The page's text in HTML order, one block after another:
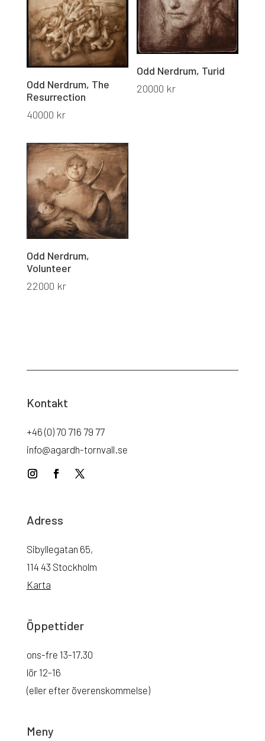
Odd Nerdrum, The
Resurrection
40000 kr
Odd Nerdrum, Turid
20000 kr
Odd Nerdrum,
Volunteer
22000 kr
Kontakt
+46 (0) 70 716 79 77
info@agardh-tornvall.se
Adress
Sibyllegatan 65,
114 43 Stockholm
Karta
Öppettider
ons-fre 13-17.30
lör 12-16
(eller efter överenskommelse)
Meny